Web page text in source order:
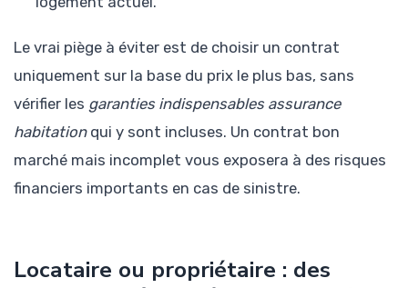
Le vrai piège à éviter est de choisir un contrat
uniquement sur la base du prix le plus bas, sans
vérifier les garanties indispensables assurance
habitationqui y sont incluses. Un contrat bon
marché mais incomplet vous exposera à des risques
financiers importants en cas de sinistre.
Locataire ou propriétaire : des